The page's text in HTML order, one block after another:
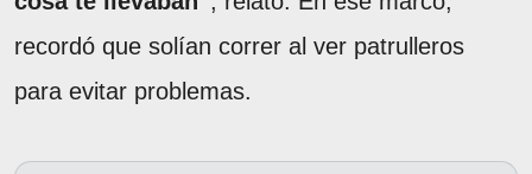
recordó que solían correr al ver patrulleros
para evitar problemas.